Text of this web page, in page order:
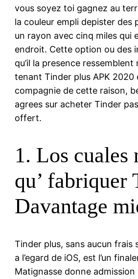
vous soyez toi gagnez au
la couleur empli depister des
un rayon avec cinq miles qui
endroit. Cette option ou des
qu’il la presence ressemblent
tenant Tinder plus APK 2020
compagnie de cette raison,
agrees sur acheter Tinder
offert.
1. Los cuales
qu’ fabriquer
Davantage
Tinder plus, sans aucun frais
a l’egard de iOS, est l’un
Matignasse donne admission